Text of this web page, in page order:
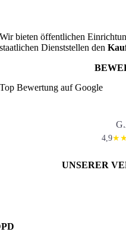
Wir bieten öffentlichen
staatlichen Dienststellen den
Top Bewertung auf Google
4,9
UNSERER